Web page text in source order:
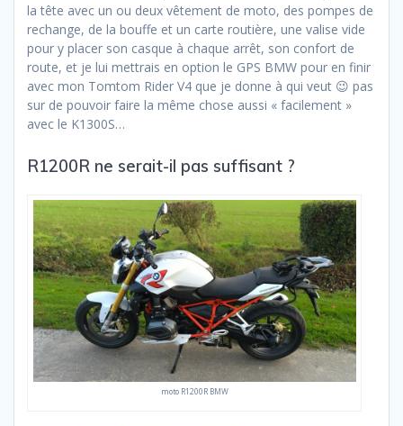
la tête avec un ou deux vêtement de moto, des pompes de
rechange, de la bouffe et un carte routière, une valise vide
pour y placer son casque à chaque arrêt, son confort de
route, et je lui mettrais en option le GPS BMW pour en finir
avec mon Tomtom Rider V4 que je donne à qui veut 😉 pas
sur de pouvoir faire la même chose aussi « facilement »
avec le K1300S…
R1200R ne serait-il pas suffisant ?
moto R1200R BMW